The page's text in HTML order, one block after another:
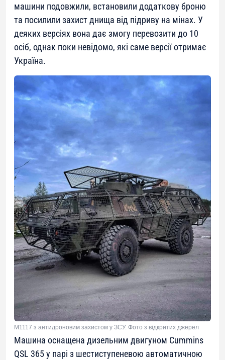
машини подовжили, встановили додаткову броню
та посилили захист днища від підриву на мінах. У
деяких версіях вона дає змогу перевозити до 10
осіб, однак поки невідомо, які саме версії отримає
Україна.
М1117 з антидроновим захистом у ЗСУ. Фото з відкритих джерел
Машина оснащена дизельним двигуном Cummins
QSL 365 у парі з шестиступеневою автоматичною